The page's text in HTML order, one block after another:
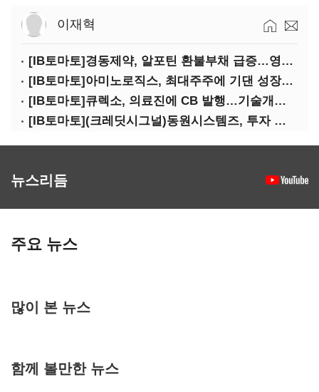
이재혁
[IB토마토]경동제약, 알포틴 환불부채 급증…영업이익 30% 잠식
[IB토마토]아미노로직스, 최대주주에 기댄 성장…높은 의존도 '양날의 검'
[IB토마토]큐렉소, 의료진에 CB 발행…기술개발 명분 뒤 보상 논란
[IB토마토](크레딧시그널)동원시스템즈, 투자 속도 조절이 만든 재무 안정화
뉴스리듬
주요 뉴스
많이 본 뉴스
함께 볼만한 뉴스